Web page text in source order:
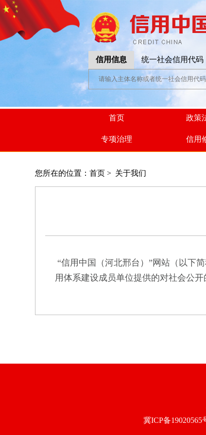
信用信息 统一社会信用代码
首页 政策
专项治理 信用
您所在的位置： 首页 > 关于我们
“信用中国（河北邢台）”网站（以下
用体系建设成员单位提供的对社会公
冀ICP备19020565